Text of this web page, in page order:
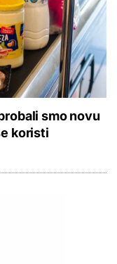
smo novu
koristi